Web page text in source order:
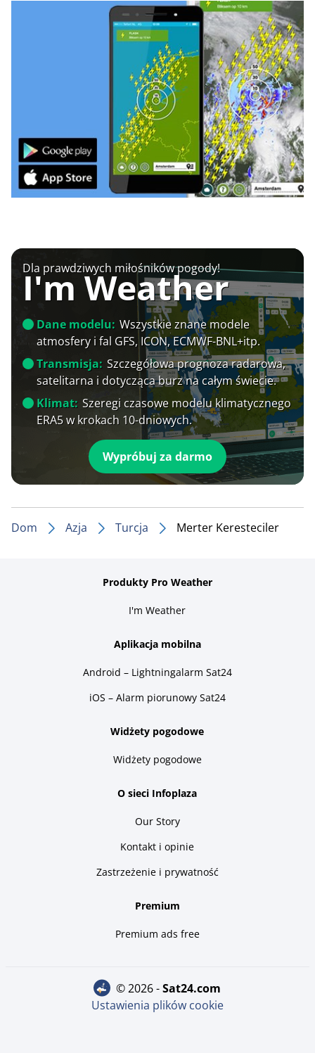
Dla prawdziwych miłośników pogody!
I'm Weather
Dane modelu: Wszystkie znane modele
atmosfery i fal GFS, ICON, ECMWF-BNL+itp.
Transmisja: Szczegółowa prognoza radarowa,
satelitarna i dotycząca burz na całym świecie.
Klimat: Szeregi czasowe modelu klimatycznego
ERA5 w krokach 10-dniowych.
Wypróbuj za darmo
Dom Azja Turcja Merter Keresteciler
Produkty Pro Weather
I'm Weather
Aplikacja mobilna
Android – Lightningalarm Sat24
iOS – Alarm piorunowy Sat24
Widżety pogodowe
Widżety pogodowe
O sieci Infoplaza
Our Story
Kontakt i opinie
Zastrzeżenie i prywatność
Premium
Premium ads free
© 2026 - sat24.com
Ustawienia plików cookie